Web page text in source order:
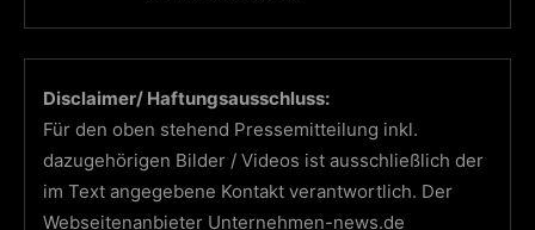
Disclaimer/ Haftungsausschluss:
Für den oben stehend Pressemitteilung inkl.
dazugehörigen Bilder / Videos ist ausschließlich der
im Text angegebene Kontakt verantwortlich. Der
Webseitenanbieter Unternehmen-news.de